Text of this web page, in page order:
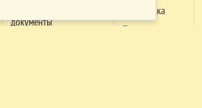
документы
Поддержка
Проверка